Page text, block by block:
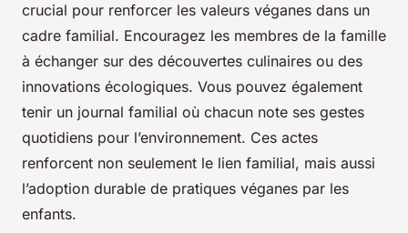
crucial pour renforcer les valeurs véganes dans un
cadre familial. Encouragez les membres de la famille
à échanger sur des découvertes culinaires ou des
innovations écologiques. Vous pouvez également
tenir un journal familial où chacun note ses gestes
quotidiens pour l’environnement. Ces actes
renforcent non seulement le lien familial, mais aussi
l’adoption durable de pratiques véganes par les
enfants.